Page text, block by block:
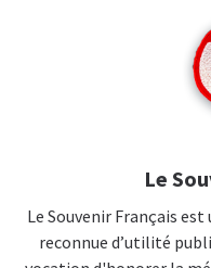
Le
Le Souvenir Français
reconnue d’utilité